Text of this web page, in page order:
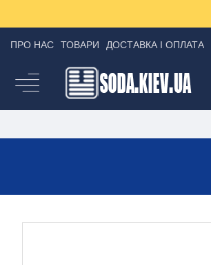
ПРО НАС ТОВАРИ ДОСТАВКА І ОПЛАТА